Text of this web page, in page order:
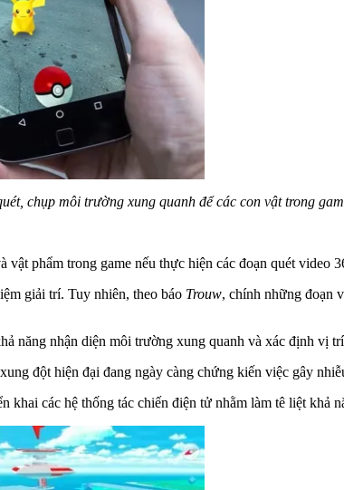
chụp môi trường xung quanh để các con vật trong
phẩm trong game nếu thực hiện các đoạn quét video
giải trí. Tuy nhiên, theo báo Trouw, chính những đoạn
năng nhận diện môi trường xung quanh và xác định vị
đột hiện đại đang ngày càng chứng kiến việc gây
các hệ thống tác chiến điện tử nhằm làm tê liệt khả